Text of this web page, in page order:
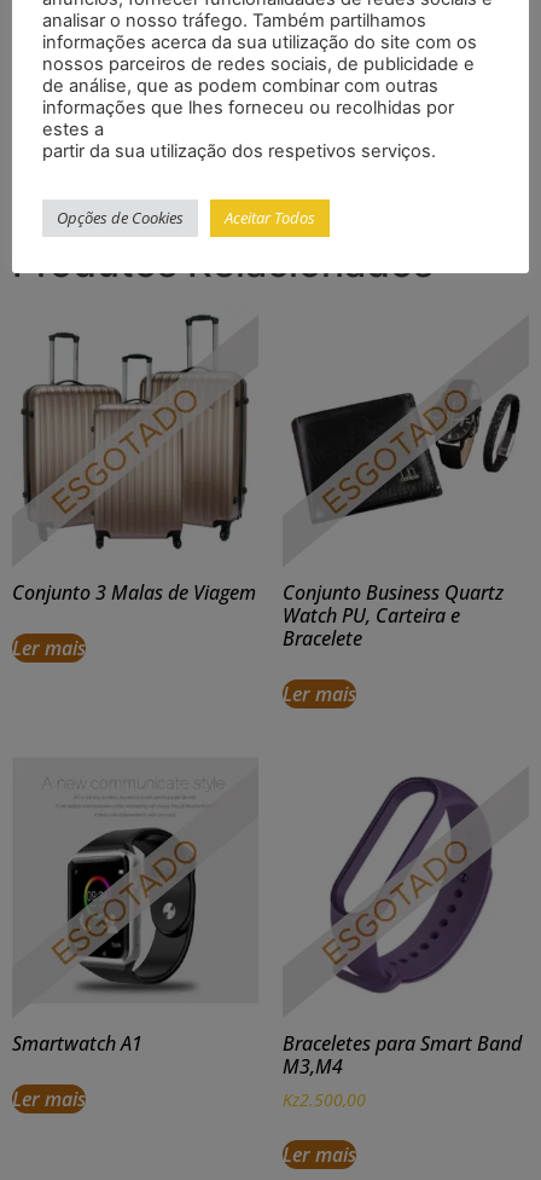
Material: Poliéster, Nylon
Marca:personalizadas
Característica:À prova d’água
Nome do Produto:bolsa de nádegas
Cor:Foto
Tamanho:33*11*6 cm/*54745756836*/
Produtos Relacionados
Conjunto 3 Malas de Viagem
Ler mais
Conjunto Business Quartz
Watch PU, Carteira e
Bracelete
Ler mais
Smartwatch A1
Ler mais
Braceletes para Smart Band
M3,M4
Kz2.500,00
Ler mais
analisar o nosso tráfego. Também partilhamos
informações acerca da sua utilização do site com os
nossos parceiros de redes sociais, de publicidade e
de análise, que as podem combinar com outras
informações que lhes forneceu ou recolhidas por
estes a
partir da sua utilização dos respetivos serviços.
Opções de Cookies Aceitar Todos